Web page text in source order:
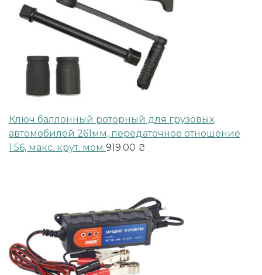
Ключ баллонный роторный для грузовых
автомобилей 261мм, передаточное отношение
1:56, макc. крут. мом 919.00 ₴